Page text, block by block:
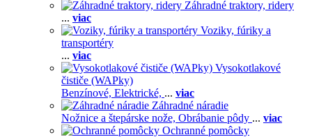
Záhradné traktory, ridery
... viac
Voziky, fúriky a
transportéry
... viac
Vysokotlakové
čističe (WAPky)
Benzínové, Elektrické, ... viac
Záhradné náradie
Nožnice a štepárske nože, Obrábanie pôdy ... viac
Ochranné pomôcky